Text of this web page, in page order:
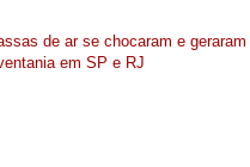
de ar se chocaram e geraram
em SP e RJ